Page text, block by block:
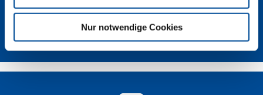
Nur notwendige Cookies
Händlersuche